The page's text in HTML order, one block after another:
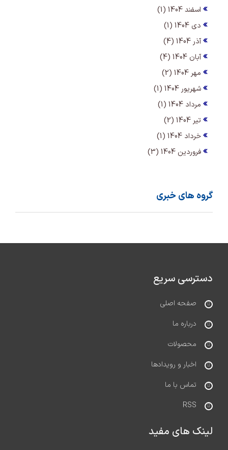
اسفند 1404 (1)
دی 1404 (1)
آذر 1404 (4)
آبان 1404 (4)
مهر 1404 (2)
شهریور 1404 (1)
مرداد 1404 (1)
تیر 1404 (2)
خرداد 1404 (1)
فروردین 1404 (3)
گروه های خبری
دسترسی سریع
صفحه اصلی
درباره ما
محصولات
اخبار و رویدادها
تماس با ما
RSS
لینک های مفید